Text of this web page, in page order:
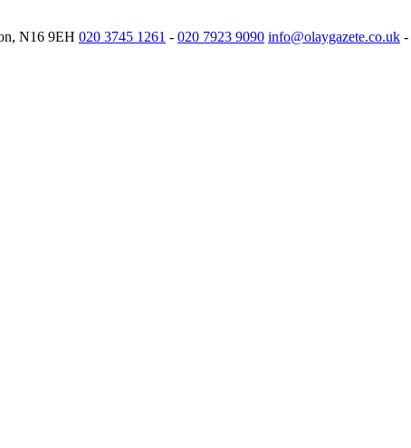
N16 9EH 020 3745 1261 - 020 7923 9090 info@olaygazete.co.uk -